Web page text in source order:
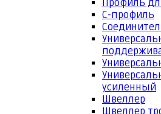
Профиль
С-профиль
усиленный
Швеллер
Швеллер